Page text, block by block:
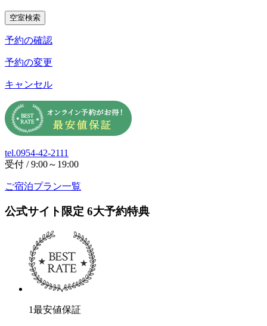
予約の確認
予約の変更
キャンセル
tel.0954-42-2111
受付 / 9:00～19:00
ご宿泊プラン一覧
公式サイト限定 6大予約特典
1最安値保証